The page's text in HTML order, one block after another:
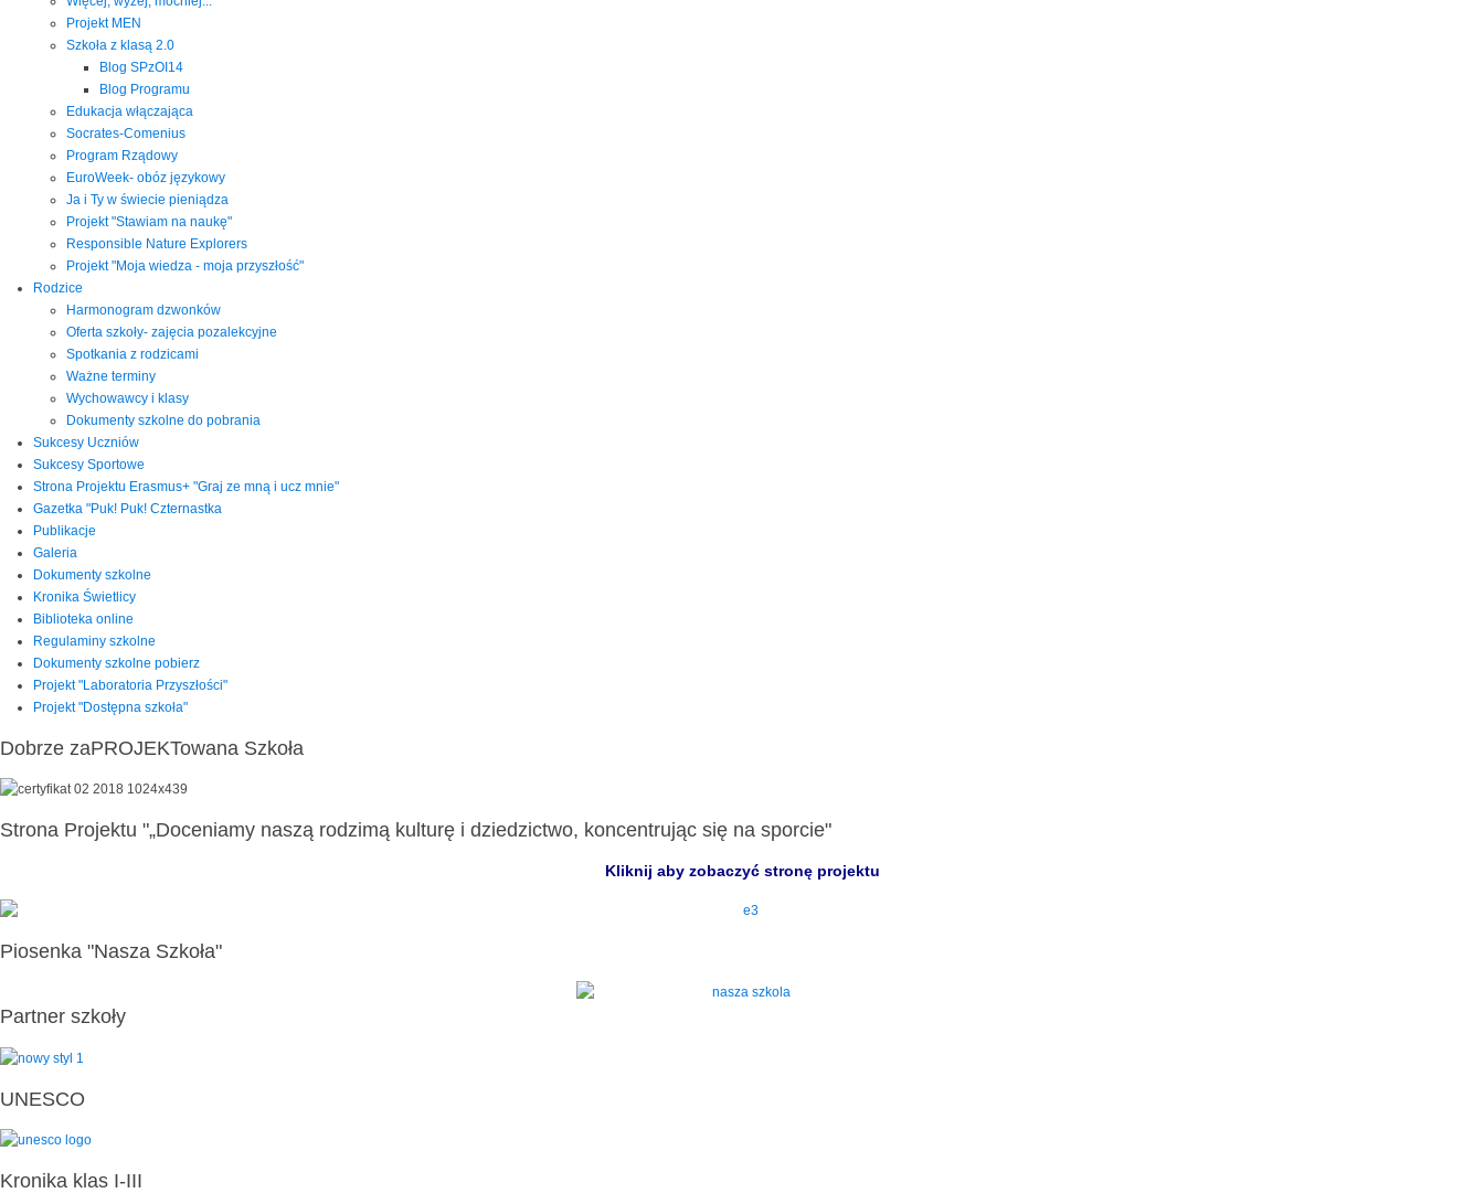
Projekt MEN
Szkoła z klasą 2.0
Blog SPzOI14
Blog Programu
Edukacja włączająca
Socrates-Comenius
Program Rządowy
EuroWeek- obóz językowy
Ja i Ty w świecie pieniądza
Projekt "Stawiam na naukę"
Responsible Nature Explorers
Projekt "Moja wiedza - moja przyszłość"
Rodzice
Harmonogram dzwonków
Oferta szkoły- zajęcia pozalekcyjne
Spotkania z rodzicami
Ważne terminy
Wychowawcy i klasy
Dokumenty szkolne do pobrania
Sukcesy Uczniów
Sukcesy Sportowe
Strona Projektu Erasmus+ "Graj ze mną i ucz mnie"
Gazetka "Puk! Puk! Czternastka
Publikacje
Galeria
Dokumenty szkolne
Kronika Świetlicy
Biblioteka online
Regulaminy szkolne
Dokumenty szkolne pobierz
Projekt "Laboratoria Przyszłości"
Projekt "Dostępna szkoła"
Dobrze zaPROJEKTowana Szkoła
Strona Projektu "„Doceniamy naszą rodzimą kulturę i dziedzictwo, koncentrując się na sporcie"
Kliknij aby zobaczyć stronę projektu
Piosenka "Nasza Szkoła"
Partner szkoły
UNESCO
Kronika klas I-III